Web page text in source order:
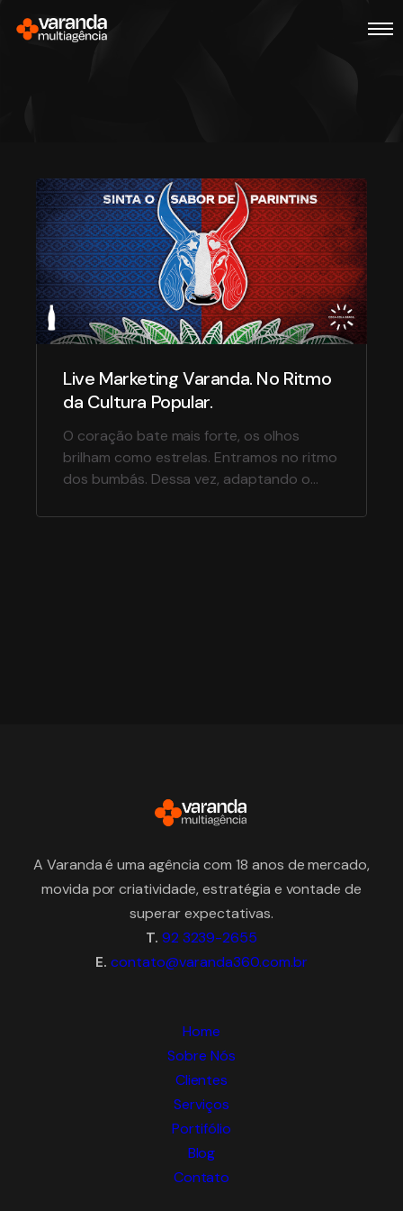
Live Marketing Varanda. No Ritmo
da Cultura Popular.
O coração bate mais forte, os olhos
brilham como estrelas. Entramos no ritmo
dos bumbás. Dessa vez, adaptando o
2019 para materiais de trade marketing e
A Varanda é uma agência com 18 anos de mercado,
movida por criatividade, estratégia e vontade de
superar expectativas.
T. 92 3239-2655
E. contato@varanda360.com.br
Home
Sobre Nós
Clientes
Serviços
Portifólio
Blog
Contato